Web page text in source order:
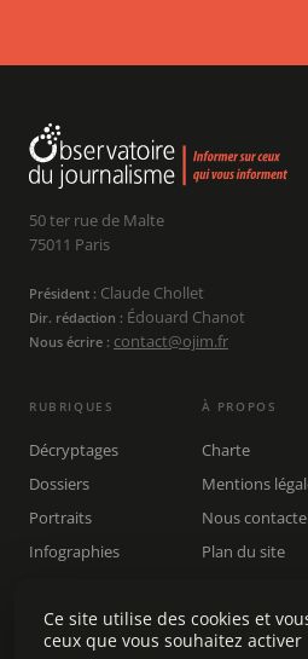
50 ter rue de Malte
75011 Paris
Président : Claude Chollet
Dir. rédaction : Édouard Chanot
Nous écrire : contact@ojim.fr
RUBRIQUES
Décryptages
Dossiers
Portraits
Infographies
Rechercher
À PROPOS
Charte
Mentions
Nous
Plan du site
Ce site utilise des cookies et
ceux que vous souhaitez activer